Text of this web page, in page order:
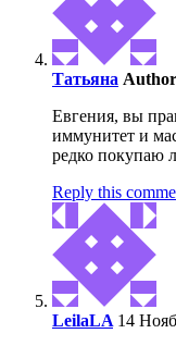
Татьяна Author
Евгения, вы
иммунитет и
редко покупаю
Reply this
LeilaLA 14